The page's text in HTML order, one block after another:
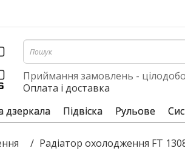
Приймання замовлень -
Оплата і доставка
дзеркала Підвіска Рульове
Радіатор охолодження FT